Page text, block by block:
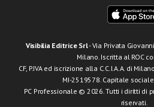
Visibilia Editrice Srl- Via Privata
Milano. Iscritta al ROC
CF, P.IVA ed iscrizione alla C.C.I.A.A. di
MI-2519578. Capitale
PC Professionale © 2026. Tutti i diritti di
riservati.